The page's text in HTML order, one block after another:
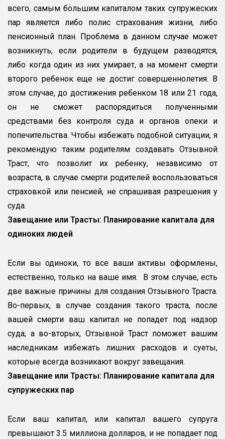
всего, самым большим капиталом таких супружеских
пар является либо полис страхования жизни, либо
пенсионный план. Проблема в данном случае может
возникнуть, если родители в будущем разводятся,
либо когда один из них умирает, а на момент смерти
второго ребенок еще не достиг совершеннолетия. В
этом случае, до достижения ребенком 18 или 21 года,
он не сможет распорядиться полученными
средствами без контроля суда и органов опеки и
попечительства. Чтобы избежать подобной ситуации, я
рекомендую таким родителям создавать Отзывной
Траст, что позволит их ребенку, независимо от
возраста, в случае смерти родителей воспользоваться
страховкой или пенсией, не спрашивая разрешения у
суда.
Завещание или Трасты: Планирование капитала для
одиноких людей
Если вы одиноки, то все ваши активы оформлены,
естественно, только на ваше имя. В этом случае, есть
две важные причины для создания Отзывного Траста.
Во-первых, в случае создания такого траста, после
вашей смерти ваш капитал не попадет под надзор
судa; а во-вторых, Отзывной Траст поможeт вашим
наследникам избежать лишних расходов и суеты,
которые всегда возникают вокруг завещания.
Завещание или Трасты: Планирование капитала для
супружеских пар
Если ваш капитал, или капитал вашего супруга
превышают 3.5 миллионa долларов, и нe попадает под